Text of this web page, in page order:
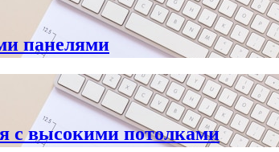
панелями
с высокими потолками